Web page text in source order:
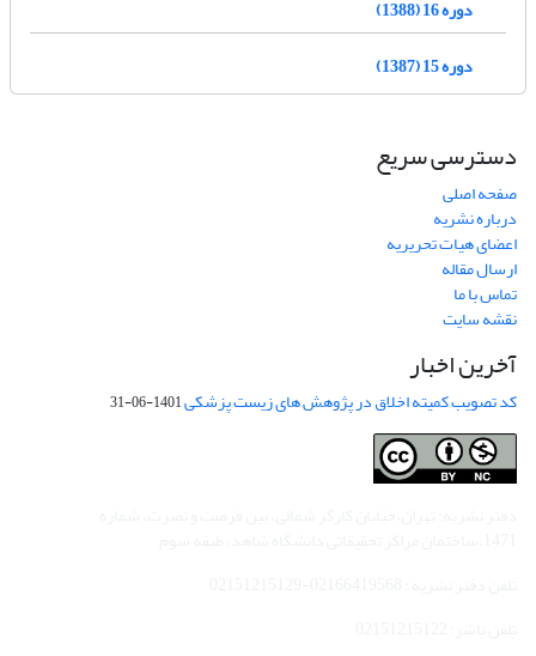
دوره 16 (1388)
دوره 15 (1387)
دسترسی سریع
صفحه اصلی
درباره نشریه
اعضای هیات تحریریه
ارسال مقاله
تماس با ما
نقشه سایت
آخرین اخبار
کد تصویب کمیته اخلاق در پژوهش های زیست پزشکی1401-06-31